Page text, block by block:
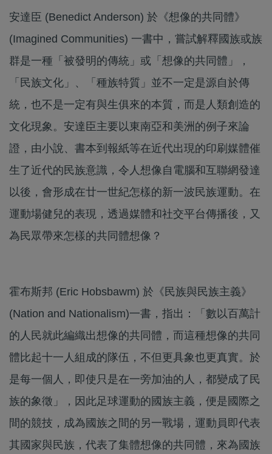
安達臣 (Benedict Anderson) 於《想像的共同體》
(Imagined Communities) 一書中，嘗試解釋國族或族
群是一種「被發明的傳統」或「想像的共同體」，
「民族文化」、「種族特質」並不一定是源自於傳
統，也不是一定有與生俱來的本質，而是人類創造的
文化現象。安達臣主要以東南亞和美洲的例子來論
證，由小說、書本到報紙等在近代出現的印刷媒體催
生了近代的民族意識，令人想像自電腦和互聯網發達
以後，會形成在廿一世紀怎樣的新一波民族運動。在
運動場健兒的表現，透過媒體和社交平台傳播後，又
為民眾帶來怎樣的共同體想像？
霍布斯邦 (Eric Hobsbawm) 於《民族與民族主義》
(Nation and Nationalism)一書，指出：「數以百萬計
的人民就此編織出想像的共同體，而這種想像的共同
體比起十一人組成的隊伍，不但更具象也更真實。於
是每一個人，即使只是在一旁加油的人，都變成了民
族的象徵」，因此足球運動的國族主義，便是國際之
間的競技，成為國族之間的另一戰場，運動員即代表
其國家與民族，代表了集體想像的共同體，來為國族